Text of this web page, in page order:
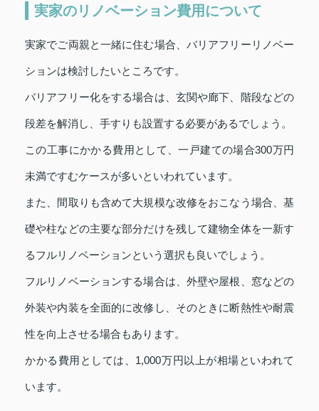
実家のリノベーション費用について
実家でご両親と一緒に住む場合、バリアフリーリノベー
ションは検討したいところです。
バリアフリー化をする場合は、玄関や廊下、階段などの
段差を解消し、手すりも設置する必要があるでしょう。
この工事にかかる費用として、一戸建ての場合300万円
未満ですむケースが多いといわれています。
また、間取りも含めて大規模な改修をおこなう場合、基
礎や柱などの主要な部分だけを残して建物全体を一新す
るフルリノベーションという選択も良いでしょう。
フルリノベーションする場合は、外壁や屋根、窓などの
外装や内装を全面的に改修し、そのときに断熱性や耐震
性を向上させる場合もあります。
かかる費用としては、1,000万円以上が相場といわれて
います。